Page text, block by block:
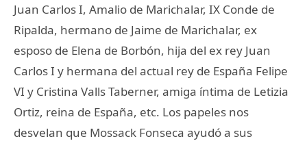
Juan Carlos I, Amalio de Marichalar, IX Conde de
Ripalda, hermano de Jaime de Marichalar, ex
esposo de Elena de Borbón, hija del ex rey Juan
Carlos I y hermana del actual rey de España Felipe
VI y Cristina Valls Taberner, amiga íntima de Letizia
Ortiz, reina de España, etc. Los papeles nos
desvelan que Mossack Fonseca ayudó a sus